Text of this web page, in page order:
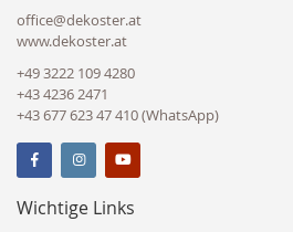
office@dekoster.at
www.dekoster.at
+49 3222 109 4280
+43 4236 2471
+43 677 623 47 410 (WhatsApp)
Wichtige Links